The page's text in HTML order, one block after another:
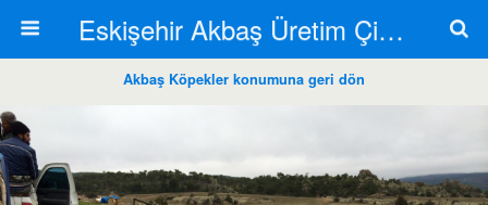
Eskişehir Akbaş Üretim Çiftliği
Akbaş Köpekler konumuna geri dön